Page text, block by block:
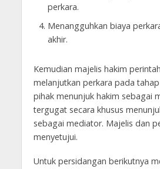
perkara.
Menangguhkan biaya
akhir.
Kemudian majelis hakim
melanjutkan perkara pada
pihak menunjuk hakim sebagai
tergugat secara khusus
sebagai mediator. Majelis dan
menyetujui.
Untuk persidangan berikutnya